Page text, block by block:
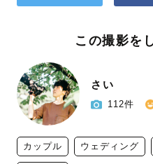
この撮影を
さい
112件
カップル ウェディング